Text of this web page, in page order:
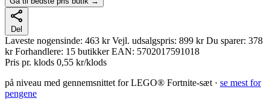
Del
Laveste nogensinde: 463 kr Vejl. udsalgspris: 899 kr Du sparer: 378
kr Forhandlere: 15 butikker EAN: 5702017591018
Pris pr. klods 0,55 kr/klods
på niveau med gennemsnittet for LEGO® Fortnite-sæt · se mest for
pengene